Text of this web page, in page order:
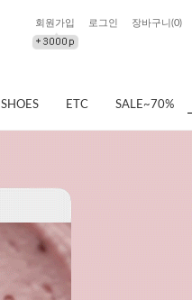
회원가입 로그인 장바구니(0)
SHOES ETC SALE~70%